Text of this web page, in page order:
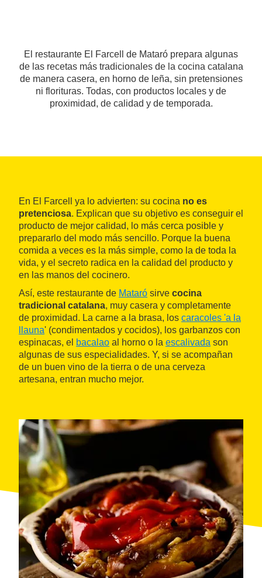
El restaurante El Farcell de Mataró prepara algunas
de las recetas más tradicionales de la cocina catalana
de manera casera, en horno de leña, sin pretensiones
ni florituras. Todas, con productos locales y de
proximidad, de calidad y de temporada.
En El Farcell ya lo advierten: su cocina no es
pretenciosa. Explican que su objetivo es conseguir el
producto de mejor calidad, lo más cerca posible y
prepararlo del modo más sencillo. Porque la buena
comida a veces es la más simple, como la de toda la
vida, y el secreto radica en la calidad del producto y
en las manos del cocinero.
Así, este restaurante de Mataró sirve cocina
tradicional catalana, muy casera y completamente
de proximidad. La carne a la brasa, los caracoles 'a la
llauna' (condimentados y cocidos), los garbanzos con
espinacas, el bacalao al horno o la escalivada son
algunas de sus especialidades. Y, si se acompañan
de un buen vino de la tierra o de una cerveza
artesana, entran mucho mejor.